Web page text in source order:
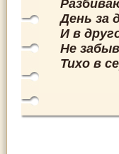
День за
И в
Не
Тихо в